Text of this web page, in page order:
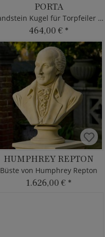
PORTA
Sandstein Kugel für Torpfeiler Abdeckung
464,00 € *
HUMPHREY REPTON
Büste von Humphrey Repton
1.626,00 € *